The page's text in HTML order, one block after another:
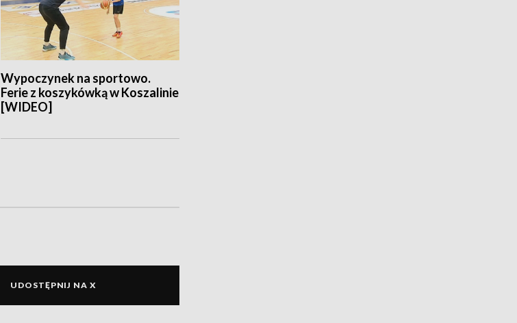
Wypoczynek na sportowo.
Ferie z koszykówką w Koszalinie
[WIDEO]
UDOSTĘPNIJ NA X